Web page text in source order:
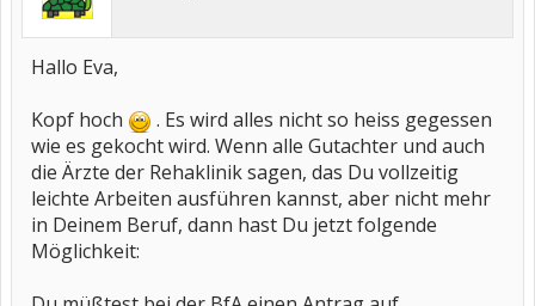
Hallo Eva,
Kopf hoch
. Es wird alles nicht so heiss gegessen
wie es gekocht wird. Wenn alle Gutachter und auch
die Ärzte der Rehaklinik sagen, das Du vollzeitig
leichte Arbeiten ausführen kannst, aber nicht mehr
in Deinem Beruf, dann hast Du jetzt folgende
Möglichkeit: